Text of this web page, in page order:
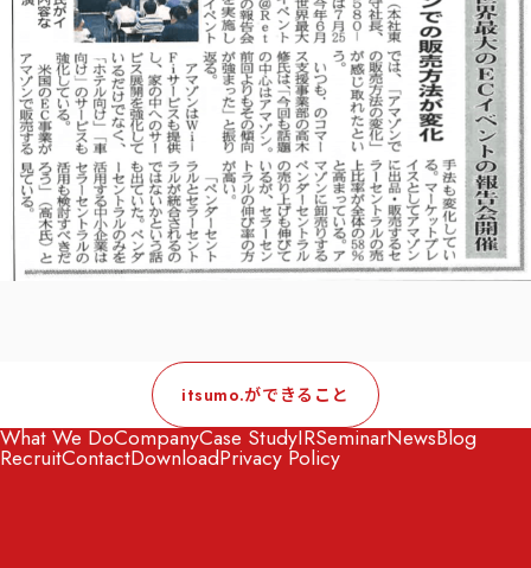
itsumo.ができること
What We DoCompanyCase StudyIRSeminarNewsBlog
RecruitContactDownloadPrivacy Policy